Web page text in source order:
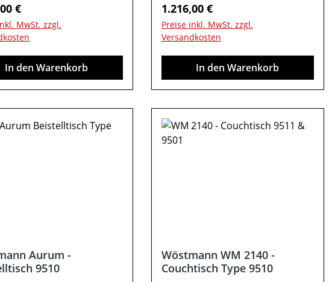
in cm: B
/ T 70Farben können auf
Bildschirmen
Deko oder andere
sind nicht enthalten.
kann abweichen.
Preis:
€
MwSt. zzgl.
In den Warenkorb
auf verschiedenen Bildschirmen
abweichen. Deko oder andere
Beimöbel sind nicht enthalten.
Abbildung kann abweichen.
Regulärer Preis:
1.216,00 €
Preise inkl. MwSt. zzgl.
Versandkosten
In den Warenkorb
Aurum -
9510
Wöstmann WM 2140 -
Couchtisch Type 9510